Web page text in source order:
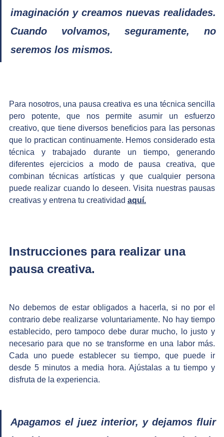
imaginación y creamos nuevas realidades.
Cuando volvamos, seguramente, no
seremos los mismos.
Para nosotros, una pausa creativa es una técnica sencilla
pero potente, que nos permite asumir un esfuerzo
creativo, que tiene diversos beneficios para las personas
que lo practican continuamente. Hemos considerado esta
técnica y trabajado durante un tiempo, generando
diferentes ejercicios a modo de pausa creativa, que
combinan técnicas artísticas y que cualquier persona
puede realizar cuando lo deseen. Visita nuestras pausas
creativas y entrena tu creatividad aquí.
Instrucciones para realizar una
pausa creativa.
No debemos de estar obligados a hacerla, si no por el
contrario debe realizarse voluntariamente. No hay tiempo
establecido, pero tampoco debe durar mucho, lo justo y
necesario para que no se transforme en una labor más.
Cada uno puede establecer su tiempo, que puede ir
desde 5 minutos a media hora. Ajústalas a tu tiempo y
disfruta de la experiencia.
Apagamos el juez interior, y dejamos fluir